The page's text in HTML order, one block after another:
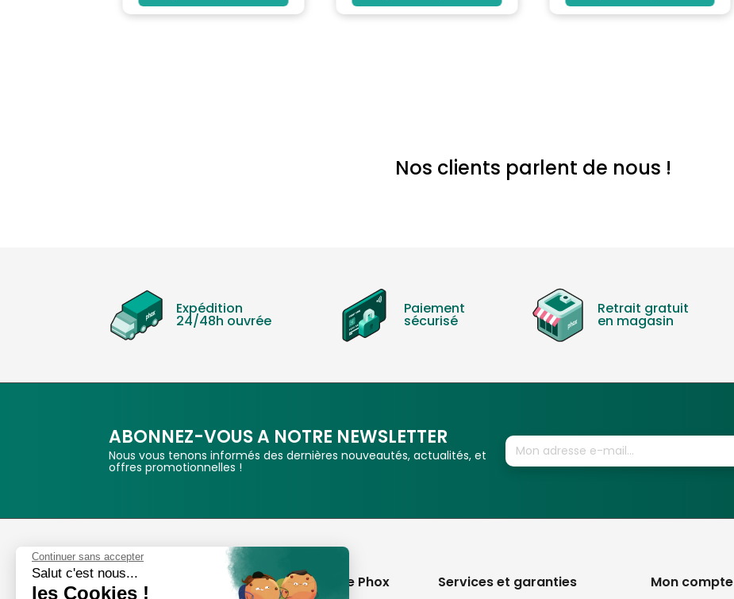
Nos clients parlent de nous !
Expédition
24/48h ouvrée
Paiement
sécurisé
Retrait gratuit
en magasin
ABONNEZ-VOUS A NOTRE NEWSLETTER
Nous vous tenons informés des dernières nouveautés, actualités, et
offres promotionnelles !
Phox
Spécialiste de l'image A propos de Phox Services et garanties Mon compte
Continuer sans accepter
Salut c'est nous...
les Cookies !